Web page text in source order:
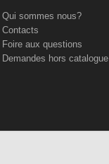
Qui sommes nous?
Contacts
Foire aux questions
Demandes hors catalogue